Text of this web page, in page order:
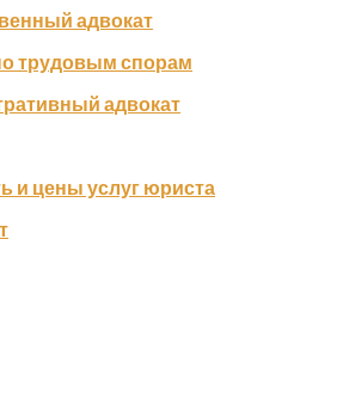
адвокат
трудовым спорам
адвокат
и цены услуг юриста